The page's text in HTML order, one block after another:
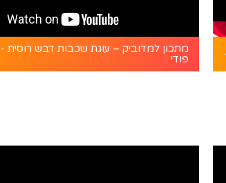
מתכון למדוביק – עוגת שכבות דבש רוסית -
פודי